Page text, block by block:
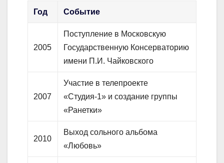
Год Событие
2005
Поступление в Московскую
Государственную Консерваторию
имени П.И. Чайковского
2007
Участие в телепроекте
«Студия-1» и создание группы
«Ранетки»
2010
Выход сольного альбома
«Любовь»